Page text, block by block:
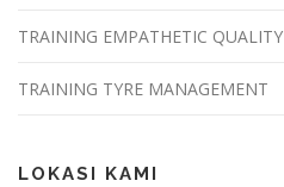
TRAINING EMPATHETIC
TRAINING TYRE MANAGEMENT
LOKASI KAMI